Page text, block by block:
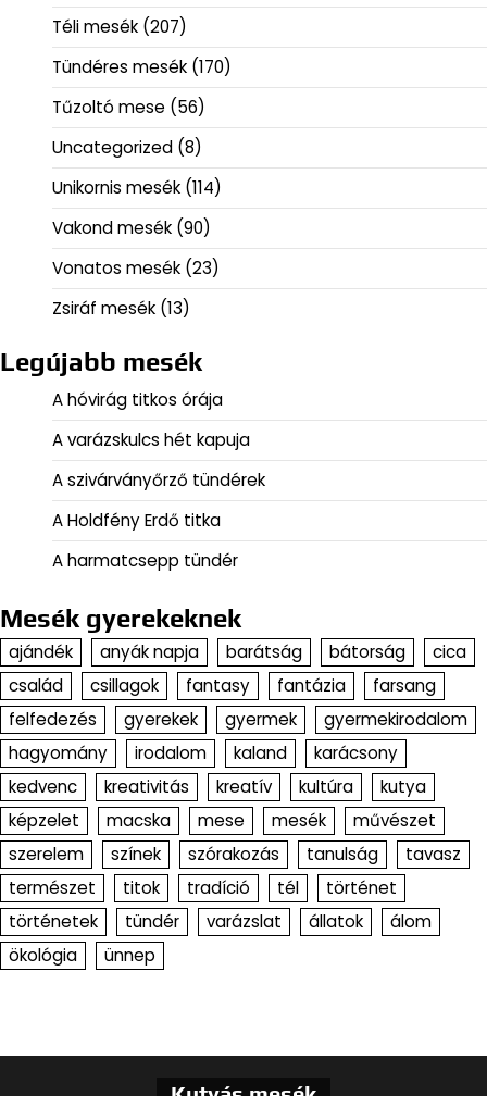
Téli mesék (207)
Tündéres mesék (170)
Tűzoltó mese (56)
Uncategorized (8)
Unikornis mesék (114)
Vakond mesék (90)
Vonatos mesék (23)
Zsiráf mesék (13)
Legújabb mesék
A hóvirág titkos órája
A varázskulcs hét kapuja
A szivárványőrző tündérek
A Holdfény Erdő titka
A harmatcsepp tündér
Mesék gyerekeknek
ajándék anyák napja barátság bátorság
cica
család
csillagok fantasy fantázia
farsang
felfedezés
gyerekek gyermek
gyermekirodalom
hagyomány
irodalom kaland
karácsony
kedvenc
kreativitás kreatív kultúra
kutya
képzelet
macska mese mesék
művészet
szerelem
színek szórakozás tanulság
tavasz
természet
titok tradíció tél
történet
történetek
tündér varázslat állatok
álom
ökológia
ünnep